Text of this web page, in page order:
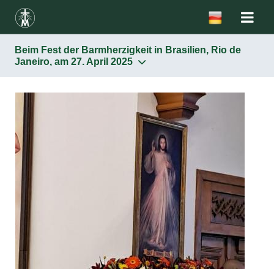
Beim Fest der Barmherzigkeit in Brasilien, Rio de
Janeiro, am 27. April 2025